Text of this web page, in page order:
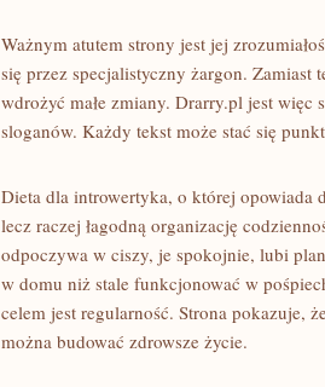
Ważnym atutem strony jest jej
się przez specjalistyczny żargon.
wdrożyć małe zmiany. Drarry.pl jest
sloganów. Każdy tekst może stać się
Dieta dla introwertyka, o której opowiada
lecz raczej łagodną organizację
odpoczywa w ciszy, je spokojnie, lubi
w domu niż stale funkcjonować w
celem jest regularność. Strona pokazuje,
można budować zdrowsze życie.